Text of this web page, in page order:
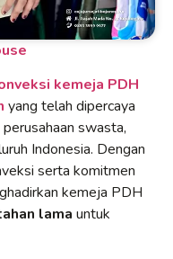
kemeja PDH
yang telah dipercaya
swasta,
Indonesia. Dengan
serta komitmen
kemeja PDH
lama untuk